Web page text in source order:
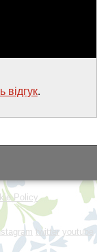
вiдгук.
Policy
twitter youtube